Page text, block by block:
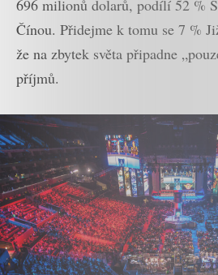
696 milionů dolarů, podílí 52 %
Čínou. Přidejme k tomu se 7 %
že na zbytek světa připadne
příjmů.